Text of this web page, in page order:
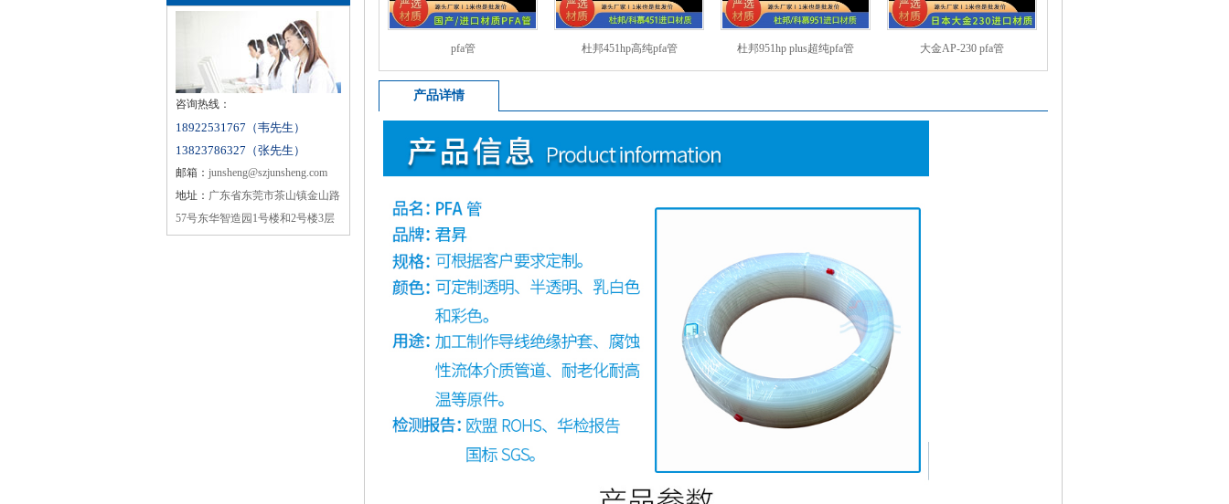
咨询热线：
18922531767（韦先生）
13823786327（张先生）
邮箱： junsheng@szjunsheng.com
地址： 广东省东莞市茶山镇金山路
57号东华智造园1号楼和2号楼3层
pfa管 杜邦451hp高纯pfa管 杜邦951hp plus超纯pfa管 大金AP-230 pfa管
产品详情